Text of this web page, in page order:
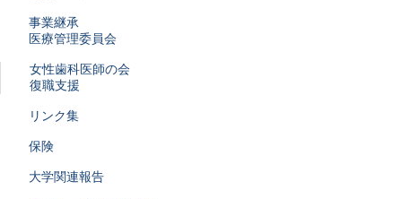
事業継承
医療管理委員会
女性歯科医師の会
復職支援
リンク集
保険
大学関連報告